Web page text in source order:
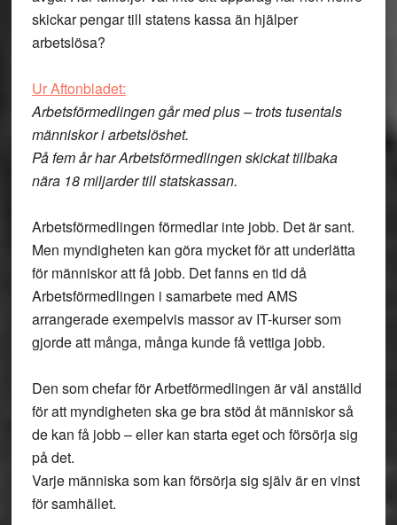
skickar pengar till statens kassa än hjälper
arbetslösa?
Ur Aftonbladet:
Arbetsförmedlingen går med plus – trots tusentals
människor i arbetslöshet.
På fem år har Arbetsförmedlingen skickat tillbaka
nära 18 miljarder till statskassan.
Arbetsförmedlingen förmedlar inte jobb. Det är sant.
Men myndigheten kan göra mycket för att underlätta
för människor att få jobb. Det fanns en tid då
Arbetsförmedlingen i samarbete med AMS
arrangerade exempelvis massor av IT-kurser som
gjorde att många, många kunde få vettiga jobb.
Den som chefar för Arbetförmedlingen är väl anställd
för att myndigheten ska ge bra stöd åt människor så
de kan få jobb – eller kan starta eget och försörja sig
på det.
Varje människa som kan försörja sig själv är en vinst
för samhället.